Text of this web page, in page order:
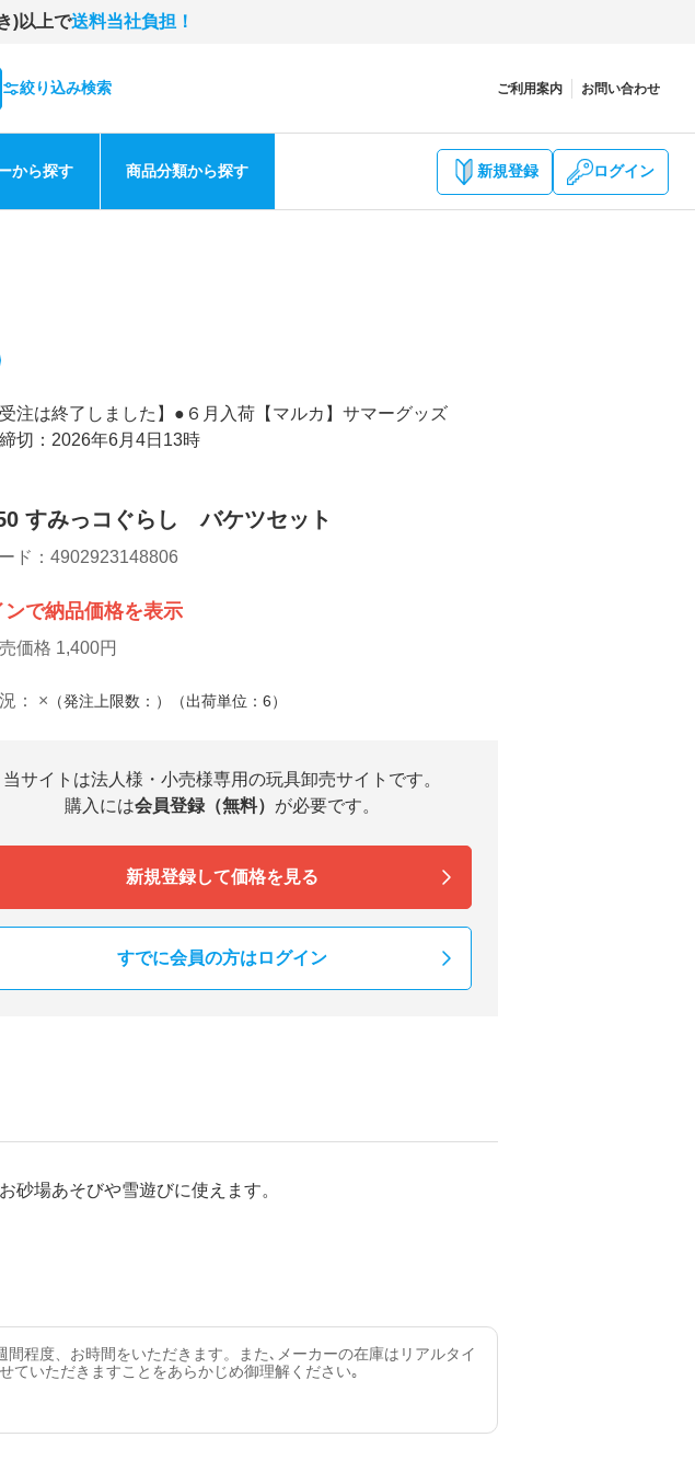
)以上で送料当社負担！
絞り込み検索 ご利用案内 お問い合わせ
から探す 商品分類から探す 新規登録 ログイン
受注は終了しました】●６月入荷【マルカ】サマーグッズ
切：2026年6月4日13時
すみっコぐらし バケツセット
ド：4902923148806
ンで納品価格を表示
価格 1,400円
： × （発注上限数：）（出荷単位：6）
当サイトは法人様・小売様専用の玩具卸売サイトです。
購入には会員登録（無料） が必要です。
新規登録して価格を見る
すでに会員の方はログイン
砂場あそびや雪遊びに使えます。
程度、お時間をいただきます。また､メーカーの在庫はリアルタイ
ていただきますことをあらかじめ御理解ください｡